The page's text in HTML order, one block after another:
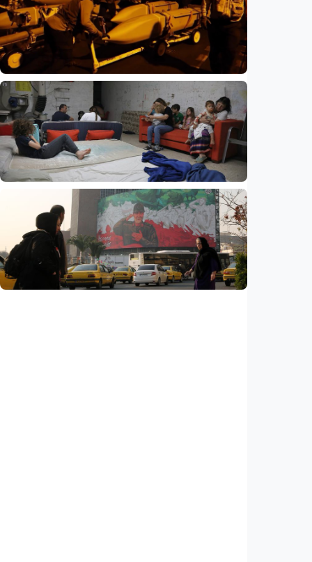
Netanyahu bersikeras pertahankan pasukan
di Gaza, tolak draf kesepakatan Trump
Indonesia 05 Aug 2026
Internasional
Perang Iran kuras persenjataan AS, hampir
80 persen rudal pencegat THAAD telah
digunakan
Indonesia•05 Aug 2026
Eksodus warga Israel berlanjut, hampir
270.000 kabur dalam tiga tahun, studi
ungkap tren mengkhawatirkan
Indonesia • 05 Aug 2026